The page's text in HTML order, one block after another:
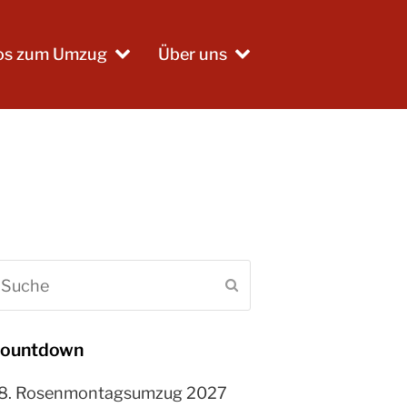
zum Umzug Über uns
Rosenmontagsumzug 2027